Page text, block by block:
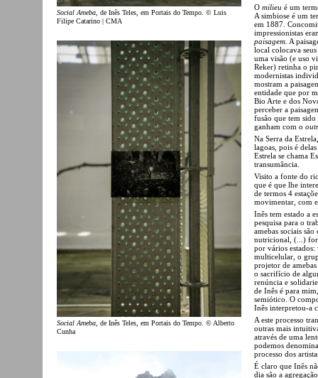
Social Ameba , de Inês Teles, em Portais do Tempo. © Luis
Filipe Catarino | CMA
Social Ameba , de Inês Teles, em Portais do Tempo. © Alberto
Cunha
O milieu é um
A simbiose é um
em 1887.
impressionistas
paisagem . A
local colocava
uma visão (e uso
Reker) retinha o
modernistas
mostram a
entidade que por
Bio Arte e dos
perceber a
fusão que tem
ganham com o
Na Serra da
lagoas, pois é
Estrela se chama
transumância.
Visito a fonte do
que é que lhe
de termos 4
movimentar, com
Inês tem estado a
pesquisa para o
amebas sociais
nutricional, (...)
por vários estados:
multicelular, o
projetor de
o sacrifício de
renúncia e
de Inês é para
semiótico. O
Inês interpretou-a
A este processo
outras mais
através de uma
podemos
processo dos
É claro que Inês
dia são a